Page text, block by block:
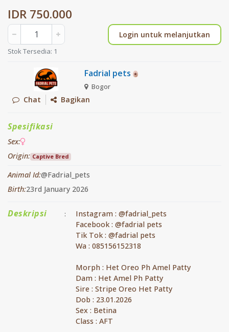
IDR 750.000
Stok Tersedia: 1
Login untuk melanjutkan
Fadrial pets
Bogor
Chat Bagikan
Spesifikasi
Sex:
Origin: Captive Bred
Animal Id:@Fadrial_pets
Birth:23rd January 2026
Deskripsi :
Instagram : @fadrial_pets
Facebook : @fadrial pets
Tik Tok : @fadrial pets
Wa : 085156152318
Morph : Het Oreo Ph Amel Patty
Dam : Het Amel Ph Patty
Sire : Stripe Oreo Het Patty
Dob : 23.01.2026
Sex : Betina
Class : AFT